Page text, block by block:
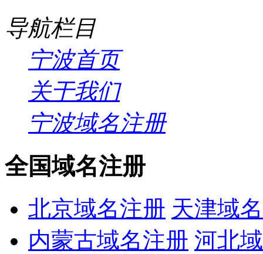
导航栏目
宁波首页
关于我们
宁波域名注册
全国域名注册
北京域名注册 天津域
内蒙古域名注册 河北